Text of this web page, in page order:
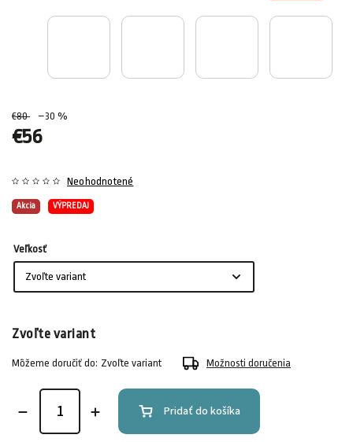
€80 –30 %
€56
Akcia VÝPREDAJ
Neohodnotené
Veľkosť
Zvoľte variant
Môžeme doručiť do: Zvoľte variant Možnosti doručenia
Pridať do košíka